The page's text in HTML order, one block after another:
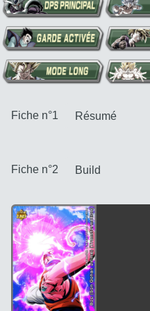
Fiche n°1
Fiche n°2